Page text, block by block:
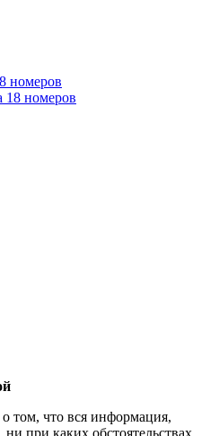
номеров
том, что вся информация,
при каких обстоятельствах